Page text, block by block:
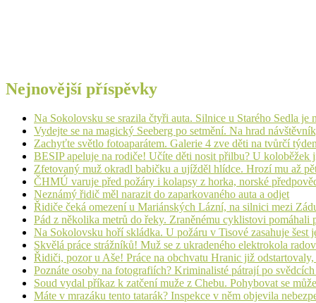
Nejnovější příspěvky
Na Sokolovsku se srazila čtyři auta. Silnice u Starého Sedla je
Vydejte se na magický Seeberg po setmění. Na hrad
Zachyťte světlo fotoaparátem. Galerie 4 zve děti na tvůrčí
BESIP apeluje na rodiče! Učíte děti nosit přilbu? U koloběžek
Zfetovaný muž okradl babičku a ujížděl hlídce. Hrozí mu až
ČHMÚ varuje před požáry i kolapsy z horka, norské
Neznámý řidič měl narazit do zaparkovaného auta a odjet
Řidiče čeká omezení u Mariánských Lázní, na silnici mezi
Pád z několika metrů do řeky. Zraněnému cyklistovi pomáhali
Na Sokolovsku hoří skládka. U požáru v Tisové zasahuje šest
Skvělá práce strážníků! Muž se z ukradeného elektrokola
Řidiči, pozor u Aše! Práce na obchvatu Hranic již
Poznáte osoby na fotografiích? Kriminalisté pátrají po
Soud vydal příkaz k zatčení muže z Chebu. Pohybovat se
Máte v mrazáku tento tatarák? Inspekce v něm objevila